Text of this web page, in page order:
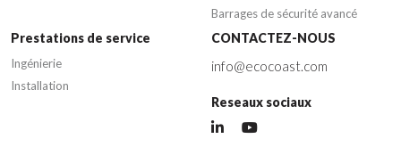
Barrages de sécurité avancé
Prestations de service
Ingénierie
Installation
CONTACTEZ-NOUS
info@ecocoast.com
Reseaux sociaux